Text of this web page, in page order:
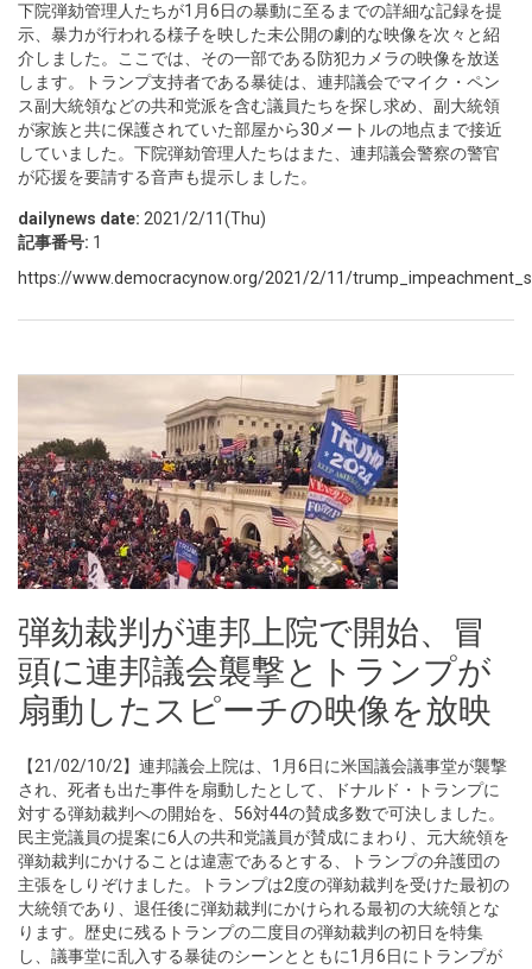
下院弾劾管理人たちが1月6日の暴動に至るまでの詳細な記録を提
示、暴力が行われる様子を映した未公開の劇的な映像を次々と紹
介しました。ここでは、その一部である防犯カメラの映像を放送
します。トランプ支持者である暴徒は、連邦議会でマイク・ペン
ス副大統領などの共和党派を含む議員たちを探し求め、副大統領
が家族と共に保護されていた部屋から30メートルの地点まで接近
していました。下院弾劾管理人たちはまた、連邦議会警察の警官
が応援を要請する音声も提示しました。
dailynews date: 2021/2/11(Thu)
記事番号: 1
https://www.democracynow.org/2021/2/11/
弾劾裁判が連邦上院で開始、冒
頭に連邦議会襲撃とトランプが
扇動したスピーチの映像を放映
【21/02/10/2】連邦議会上院は、1月6日に米国議会議事堂が襲撃
され、死者も出た事件を扇動したとして、ドナルド・トランプに
対する弾劾裁判への開始を、56対44の賛成多数で可決しました。
民主党議員の提案に6人の共和党議員が賛成にまわり、元大統領を
弾劾裁判にかけることは違憲であるとする、トランプの弁護団の
主張をしりぞけました。トランプは2度の弾劾裁判を受けた最初の
大統領であり、退任後に弾劾裁判にかけられる最初の大統領とな
ります。歴史に残るトランプの二度目の弾劾裁判の初日を特集
し、議事堂に乱入する暴徒のシーンとともに1月6日にトランプが